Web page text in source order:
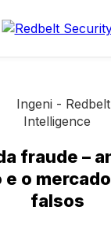
fraude –
o
falsos